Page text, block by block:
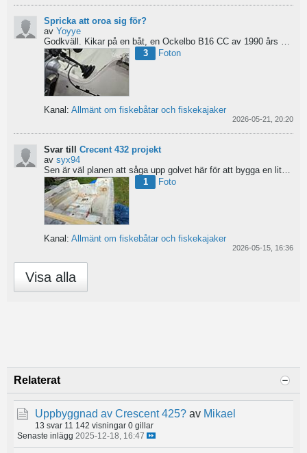
Spricka att oroa sig för?
av Yoyye
Godkväll.
Kikar på en båt, en Ockelbo B16 CC av 1990 års modell, men skulle behöva lite...
3
Foton
Kanal: Allmänt om fiskebåtar och fiskekajaker
2026-05-21, 20:20
Svar till Crecent 432 projekt
av syx94
1
Foto
Kanal: Allmänt om fiskebåtar och fiskekajaker
2026-05-15, 16:36
Visa alla
Relaterat
Uppbyggnad av Crescent 425? av Mikael
13 svar 11 142 visningar 0 gillar
Senaste inlägg 2025-12-18, 16:47